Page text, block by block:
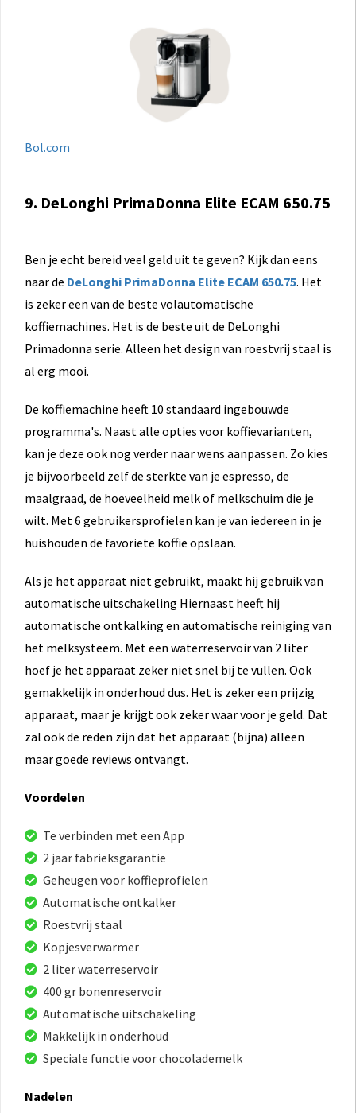
Bol.com
9. DeLonghi PrimaDonna Elite ECAM 650.75
Ben je echt bereid veel geld uit te geven? Kijk dan eens
naar de DeLonghi PrimaDonna Elite ECAM 650.75. Het
is zeker een van de beste volautomatische
koffiemachines. Het is de beste uit de DeLonghi
Primadonna serie. Alleen het design van roestvrij staal is
al erg mooi.
De koffiemachine heeft 10 standaard ingebouwde
programma's. Naast alle opties voor koffievarianten,
kan je deze ook nog verder naar wens aanpassen. Zo kies
je bijvoorbeeld zelf de sterkte van je espresso, de
maalgraad, de hoeveelheid melk of melkschuim die je
wilt. Met 6 gebruikersprofielen kan je van iedereen in je
huishouden de favoriete koffie opslaan.
Als je het apparaat niet gebruikt, maakt hij gebruik van
automatische uitschakeling Hiernaast heeft hij
automatische ontkalking en automatische reiniging van
het melksysteem. Met een waterreservoir van 2 liter
hoef je het apparaat zeker niet snel bij te vullen. Ook
gemakkelijk in onderhoud dus. Het is zeker een prijzig
apparaat, maar je krijgt ook zeker waar voor je geld. Dat
zal ook de reden zijn dat het apparaat (bijna) alleen
maar goede reviews ontvangt.
Voordelen
Te verbinden met een App
2 jaar fabrieksgarantie
Geheugen voor koffieprofielen
Automatische ontkalker
Roestvrij staal
Kopjesverwarmer
2 liter waterreservoir
400 gr bonenreservoir
Automatische uitschakeling
Makkelijk in onderhoud
Speciale functie voor chocolademelk
Nadelen